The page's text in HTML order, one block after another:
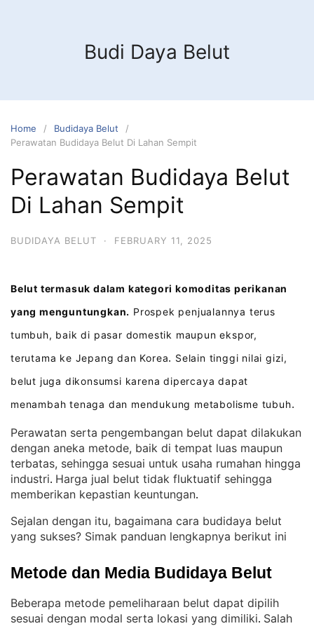
Budi Daya Belut
Home
Budidaya Belut
Perawatan Budidaya Belut Di Lahan Sempit
Perawatan Budidaya Belut
Di Lahan Sempit
BUDIDAYA BELUT · FEBRUARY 11, 2025
Belut termasuk dalam kategori komoditas perikanan
yang menguntungkan. Prospek penjualannya terus
tumbuh, baik di pasar domestik maupun ekspor,
terutama ke Jepang dan Korea. Selain tinggi nilai gizi,
belut juga dikonsumsi karena dipercaya dapat
menambah tenaga dan mendukung metabolisme tubuh.
Perawatan serta pengembangan belut dapat dilakukan
dengan aneka metode, baik di tempat luas maupun
terbatas, sehingga sesuai untuk usaha rumahan hingga
industri. Harga jual belut tidak fluktuatif sehingga
memberikan kepastian keuntungan.
Sejalan dengan itu, bagaimana cara budidaya belut
yang sukses? Simak panduan lengkapnya berikut ini
Metode dan Media Budidaya Belut
Beberapa metode pemeliharaan belut dapat dipilih
sesuai dengan modal serta lokasi yang dimiliki. Salah